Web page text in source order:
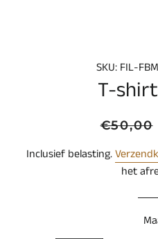
SKU: FIL-
T-
Normale
€50,00
Inclusief belasting.
het